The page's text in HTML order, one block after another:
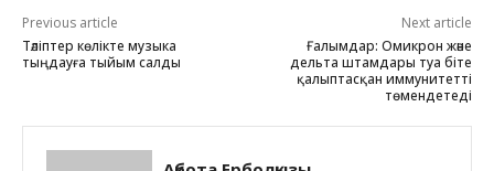
Previous article
Тәліптер көлікте музыка
тыңдауға тыйым салды
Next article
Ғалымдар: Омикрон және
дельта штамдары туа біте
қалыптасқан иммунитетті
төмендетеді